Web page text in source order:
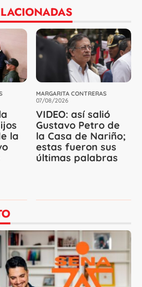
la
MARGARITA CONTRERAS
07/08/2026
VIDEO: así salió
Gustavo Petro de
la Casa de Nariño;
estas fueron sus
últimas palabras